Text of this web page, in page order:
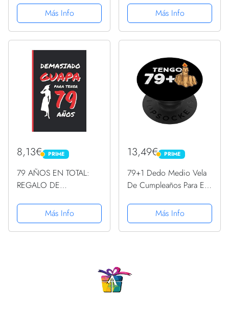
Colores,Regalo de
cumpleaños,
Personalizadas
Más Info
para hombre y mujer de
75 años I Cita positiva ,
humor I Cuaderno ,
Más Info
8,13€ PRIME
PRIME
79 AÑOS EN TOTAL:
REGALO DE
ORIGINAL Y DIVERTIDO
PARA HOMBRE Y
MUJER, personas
Más Info
13,49€ PRIME
PRIME
79+1 Dedo Medio Vela
De Cumpleaños Para El
PopSockets PopGrip
Intercambiable
Más Info